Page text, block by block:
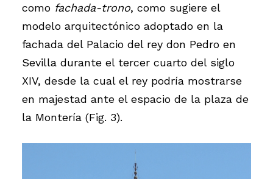
como fachada-trono, como sugiere el
modelo arquitectónico adoptado en la
fachada del Palacio del rey don Pedro en
Sevilla durante el tercer cuarto del siglo
XIV, desde la cual el rey podría mostrarse
en majestad ante el espacio de la plaza de
la Montería (Fig. 3).